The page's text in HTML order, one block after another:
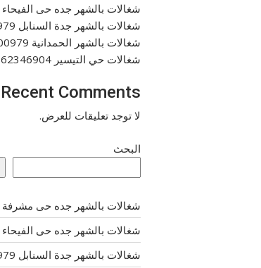
شغالات بالشهر جده حى الفيحاء 0577265649
شغالات بالشهر جدة السنابل 0571400979
شغالات بالشهر الحمدانية 0571400979
شغالات حي التيسير 0562346904
Recent Comments
لا توجد تعليقات للعرض.
البحث
شغالات بالشهر جده حى مشرفة 0577265649
شغالات بالشهر جده حى الفيحاء 0577265649
شغالات بالشهر جدة السنابل 0571400979